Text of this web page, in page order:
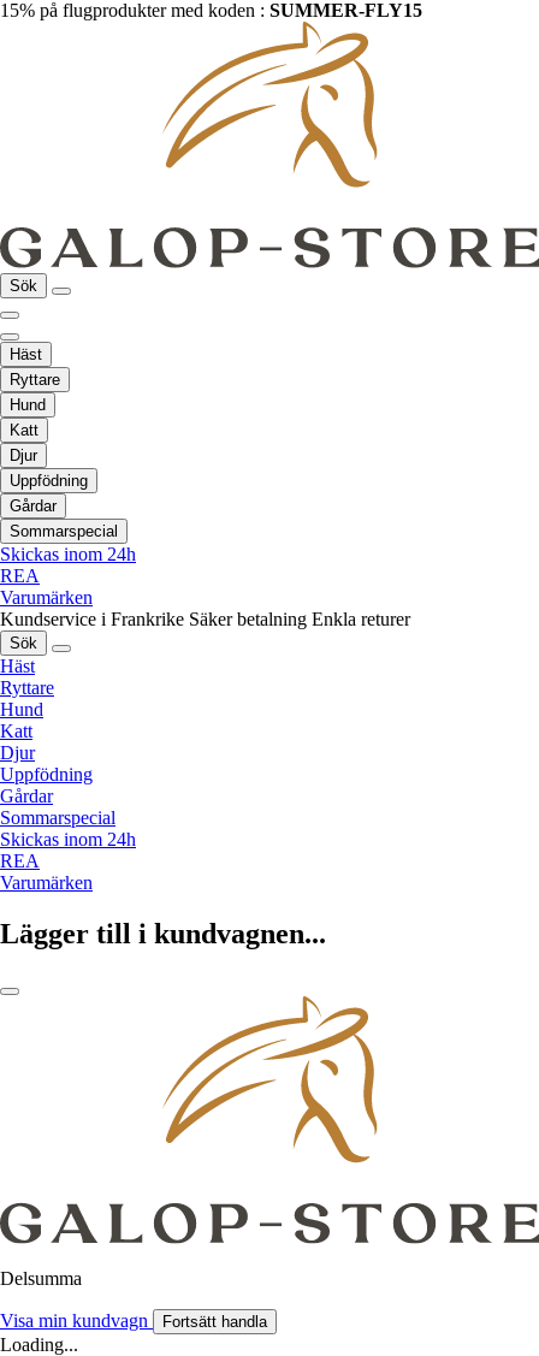
15% på flugprodukter med koden : SUMMER-FLY15
Sök
Häst
Ryttare
Hund
Katt
Djur
Uppfödning
Gårdar
Sommarspecial
Skickas inom 24h
REA
Varumärken
Kundservice i Frankrike Säker betalning Enkla returer
Sök
Häst
Ryttare
Hund
Katt
Djur
Uppfödning
Gårdar
Sommarspecial
Skickas inom 24h
REA
Varumärken
Lägger till i kundvagnen...
Delsumma
Visa min kundvagn Fortsätt handla
Loading...